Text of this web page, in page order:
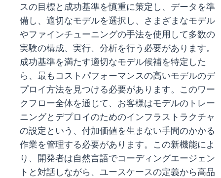
スの目標と成功基準を慎重に策定し、データを準
備し、適切なモデルを選択し、さまざまなモデル
やファインチューニングの手法を使用して多数の
実験の構成、実行、分析を行う必要があります。
成功基準を満たす適切なモデル候補を特定した
ら、最もコストパフォーマンスの高いモデルのデ
プロイ方法を見つける必要があります。このワー
クフロー全体を通じて、お客様はモデルのトレー
ニングとデプロイのためのインフラストラクチャ
の設定という、付加価値を生まない手間のかかる
作業を管理する必要があります。この新機能によ
り、開発者は自然言語でコーディングエージェン
トと対話しながら、ユースケースの定義から高品